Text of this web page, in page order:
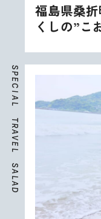
福島県桑
くしの”こ
S
P
E
C
I
A
L
T
R
A
V
E
L
S
A
L
A
D